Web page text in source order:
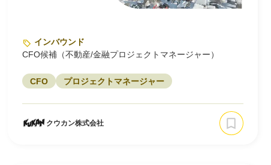
インバウンド
CFO候補（不動産/金融プロジェクトマネージャー）
CFO プロジェクトマネージャー
クウカン株式会社